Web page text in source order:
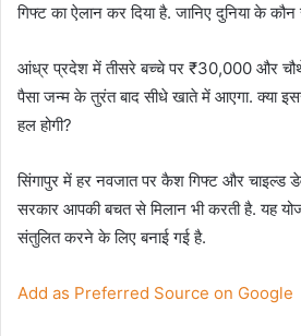
गिफ्ट का ऐलान कर दिया है. जानिए दुनिया के
आंध्र प्रदेश में तीसरे बच्चे पर ₹30,000 और
पैसा जन्म के तुरंत बाद सीधे खाते में आएगा. क्या
हल होगी?
सिंगापुर में हर नवजात पर कैश गिफ्ट और चाइल्ड
सरकार आपकी बचत से मिलान भी करती है. यह
संतुलित करने के लिए बनाई गई है.
Add as Preferred Source on Google